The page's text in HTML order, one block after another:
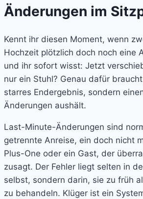
Änderungen im
Kennt ihr diesen Moment, wenn
Hochzeit plötzlich doch noch eine
und ihr sofort wisst: Jetzt
nur ein Stuhl? Genau dafür
starres Endergebnis, sondern
Änderungen aushält.
Last-Minute-Änderungen sind
getrennte Anreise, ein doch nicht
Plus-One oder ein Gast, der
zusagt. Der Fehler liegt selten in
selbst, sondern darin, sie zu früh
zu behandeln. Klüger ist ein